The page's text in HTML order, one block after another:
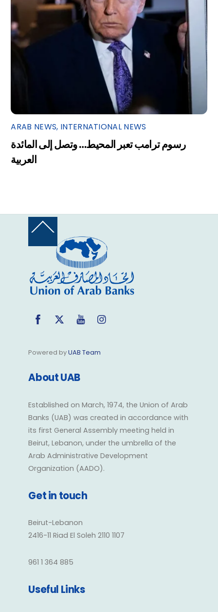
ARAB NEWS, INTERNATIONAL NEWS
رسوم ترامب تعبر المحيط… وتصل إلى المائدة
العربية
Back
Top
Facebook
Twitter YouTube
Powered byUAB Team
About UAB
Established on March, 1974, the Union of Arab
Banks (UAB) was created in accordance with
its first General Assembly meeting held in
Beirut, Lebanon, under the umbrella of the
Arab Administrative Development
Organization (AADO).
Get in touch
Beirut-Lebanon
2416-11 Riad El Soleh 2110 1107
961 1 364 885
Useful Links